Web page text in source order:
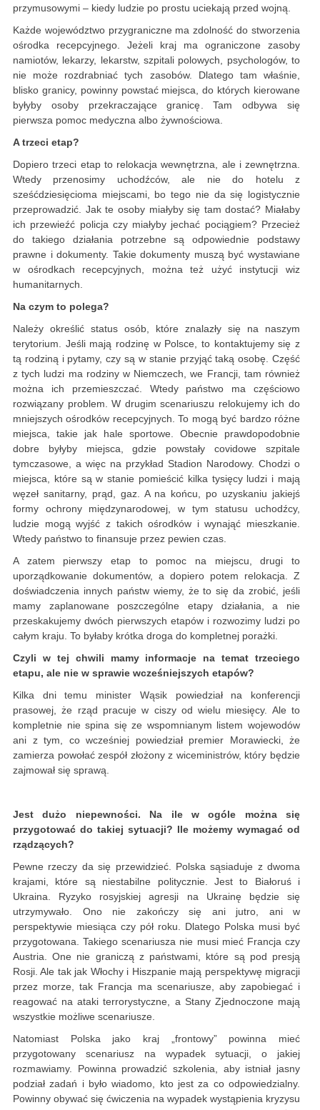
przymusowymi – kiedy ludzie po prostu uciekają przed wojną.
Każde województwo przygraniczne ma zdolność do stworzenia
ośrodka recepcyjnego. Jeżeli kraj ma ograniczone zasoby
namiotów, lekarzy, lekarstw, szpitali polowych, psychologów, to
nie może rozdrabniać tych zasobów. Dlatego tam właśnie,
blisko granicy, powinny powstać miejsca, do których kierowane
byłyby osoby przekraczające granicę. Tam odbywa się
pierwsza pomoc medyczna albo żywnościowa.
A trzeci etap?
Dopiero trzeci etap to relokacja wewnętrzna, ale i zewnętrzna.
Wtedy przenosimy uchodźców, ale nie do hotelu z
sześćdziesięcioma miejscami, bo tego nie da się logistycznie
przeprowadzić. Jak te osoby miałyby się tam dostać? Miałaby
ich przewieźć policja czy miałyby jechać pociągiem? Przecież
do takiego działania potrzebne są odpowiednie podstawy
prawne i dokumenty. Takie dokumenty muszą być wystawiane
w ośrodkach recepcyjnych, można też użyć instytucji wiz
humanitarnych.
Na czym to polega?
Należy określić status osób, które znalazły się na naszym
terytorium. Jeśli mają rodzinę w Polsce, to kontaktujemy się z
tą rodziną i pytamy, czy są w stanie przyjąć taką osobę. Część
z tych ludzi ma rodziny w Niemczech, we Francji, tam również
można ich przemieszczać. Wtedy państwo ma częściowo
rozwiązany problem. W drugim scenariuszu relokujemy ich do
mniejszych ośrodków recepcyjnych. To mogą być bardzo różne
miejsca, takie jak hale sportowe. Obecnie prawdopodobnie
dobre byłyby miejsca, gdzie powstały covidowe szpitale
tymczasowe, a więc na przykład Stadion Narodowy. Chodzi o
miejsca, które są w stanie pomieścić kilka tysięcy ludzi i mają
węzeł sanitarny, prąd, gaz. A na końcu, po uzyskaniu jakiejś
formy ochrony międzynarodowej, w tym statusu uchodźcy,
ludzie mogą wyjść z takich ośrodków i wynająć mieszkanie.
Wtedy państwo to finansuje przez pewien czas.
A zatem pierwszy etap to pomoc na miejscu, drugi to
uporządkowanie dokumentów, a dopiero potem relokacja. Z
doświadczenia innych państw wiemy, że to się da zrobić, jeśli
mamy zaplanowane poszczególne etapy działania, a nie
przeskakujemy dwóch pierwszych etapów i rozwozimy ludzi po
całym kraju. To byłaby krótka droga do kompletnej porażki.
Czyli w tej chwili mamy informacje na temat trzeciego
etapu, ale nie w sprawie wcześniejszych etapów?
Kilka dni temu minister Wąsik powiedział na konferencji
prasowej, że rząd pracuje w ciszy od wielu miesięcy. Ale to
kompletnie nie spina się ze wspomnianym listem wojewodów
ani z tym, co wcześniej powiedział premier Morawiecki, że
zamierza powołać zespół złożony z wiceministrów, który będzie
zajmował się sprawą.
Jest dużo niepewności. Na ile w ogóle można się
przygotować do takiej sytuacji? Ile możemy wymagać od
rządzących?
Pewne rzeczy da się przewidzieć. Polska sąsiaduje z dwoma
krajami, które są niestabilne politycznie. Jest to Białoruś i
Ukraina. Ryzyko rosyjskiej agresji na Ukrainę będzie się
utrzymywało. Ono nie zakończy się ani jutro, ani w
perspektywie miesiąca czy pół roku. Dlatego Polska musi być
przygotowana. Takiego scenariusza nie musi mieć Francja czy
Austria. One nie graniczą z państwami, które są pod presją
Rosji. Ale tak jak Włochy i Hiszpanie mają perspektywę migracji
przez morze, tak Francja ma scenariusze, aby zapobiegać i
reagować na ataki terrorystyczne, a Stany Zjednoczone mają
wszystkie możliwe scenariusze.
Natomiast Polska jako kraj „frontowy” powinna mieć
przygotowany scenariusz na wypadek sytuacji, o jakiej
rozmawiamy. Powinna prowadzić szkolenia, aby istniał jasny
podział zadań i było wiadomo, kto jest za co odpowiedzialny.
Powinny obywać się ćwiczenia na wypadek wystąpienia kryzysu